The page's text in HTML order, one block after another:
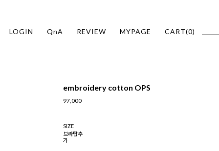
LOGIN QnA REVIEW MYPAGE CART(0)
embroidery cotton OPS
97,000
SIZE
브라탑추
가